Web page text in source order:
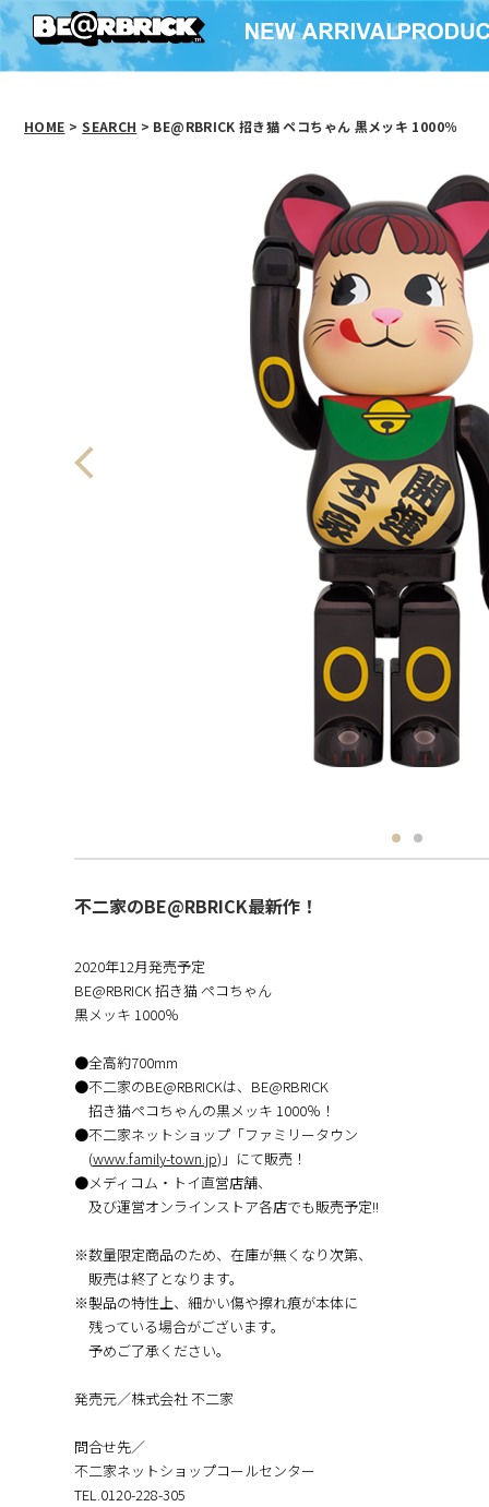
HOME > SEARCH > BE@RBRICK 招き猫 ペコちゃん 黒メッキ 1000％
不二家のBE@RBRICK最新作！
2020年12月発売予定
BE@RBRICK 招き猫 ペコちゃん
黒メッキ 1000％
●全高約700mm
●不二家のBE@RBRICKは、BE@RBRICK
招き猫ペコちゃんの黒メッキ 1000％！
●不二家ネットショップ「ファミリータウン
(www.family-town.jp)」にて販売！
●メディコム・トイ直営店舗、
及び運営オンラインストア各店でも販売予定!!
※数量限定商品のため、在庫が無くなり次第、
販売は終了となります。
※製品の特性上、細かい傷や擦れ痕が本体に
残っている場合がございます。
予めご了承ください。
発売元／株式会社 不二家
問合せ先／
不二家ネットショップコールセンター
TEL.0120-228-305